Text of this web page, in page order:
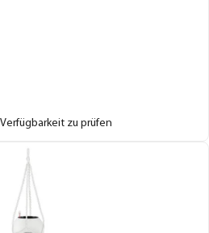
zu prüfen